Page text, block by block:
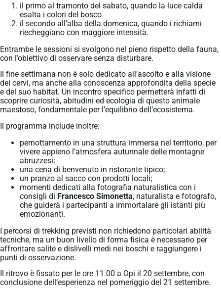
il primo al tramonto del sabato, quando la luce calda
esalta i colori del bosco
il secondo all’alba della domenica, quando i richiami
riecheggiano con maggiore intensità.
Entrambe le sessioni si svolgono nel pieno rispetto della fauna,
con l’obiettivo di osservare senza disturbare.
Il fine settimana non è solo dedicato all’ascolto e alla visione
dei cervi, ma anche alla conoscenza approfondita della specie
e del suo habitat. Un incontro specifico permetterà infatti di
scoprire curiosità, abitudini ed ecologia di questo animale
maestoso, fondamentale per l’equilibrio dell’ecosistema.
Il programma include inoltre:
pernottamento in una struttura immersa nel territorio, per
vivere appieno l’atmosfera autunnale delle montagne
abruzzesi;
una cena di benvenuto in ristorante tipico;
un pranzo al sacco con prodotti locali;
momenti dedicati alla fotografia naturalistica con i
consigli di Francesco Simonetta, naturalista e fotografo,
che guiderà i partecipanti a immortalare gli istanti più
emozionanti.
I percorsi di trekking previsti non richiedono particolari abilità
tecniche, ma un buon livello di forma fisica è necessario per
affrontare salite e dislivelli medi nei boschi e raggiungere i
punti di osservazione.
Il ritrovo è fissato per le ore 11.00 a Opi il 20 settembre, con
conclusione dell’esperienza nel pomeriggio del 21 settembre.